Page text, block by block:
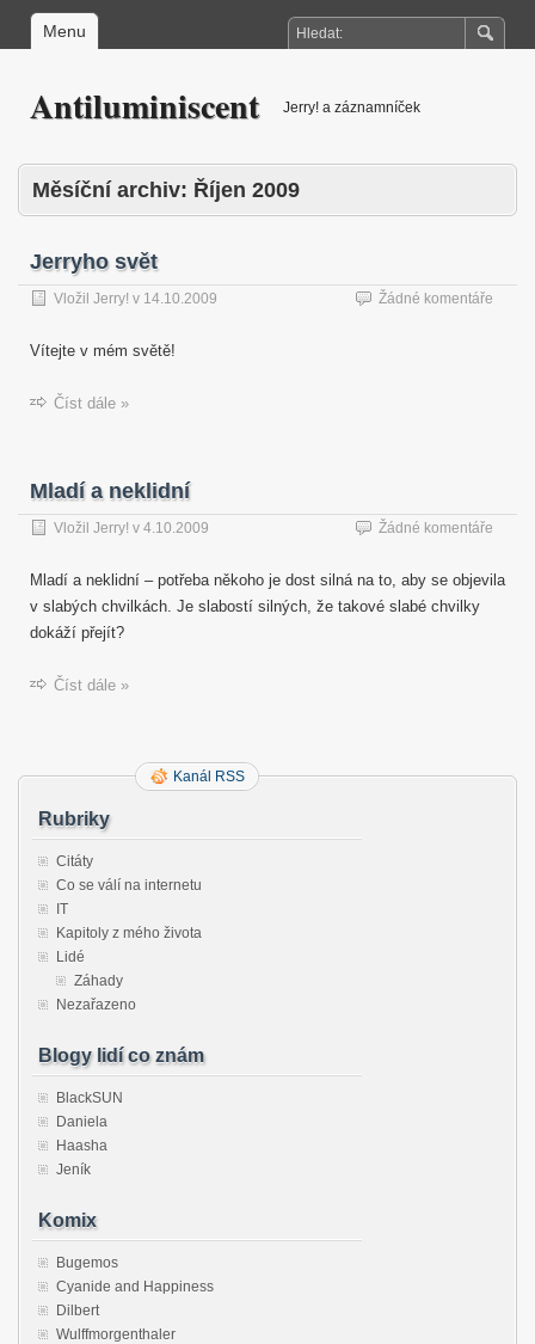
Menu
Antiluminiscent Jerry! a záznamníček
Měsíční archiv: Říjen 2009
Jerryho svět
Vložil Jerry! v 14.10.2009 Žádné komentáře
Vítejte v mém světě!
Číst dále »
Mladí a neklidní
Vložil Jerry! v 4.10.2009 Žádné komentáře
Mladí a neklidní – potřeba někoho je dost silná na to, aby se objevila
v slabých chvilkách. Je slabostí silných, že takové slabé chvilky
dokáží přejít?
Číst dále »
Kanál RSS
Rubriky
Citáty
Co se válí na internetu
IT
Kapitoly z mého života
Lidé
Záhady
Nezařazeno
Blogy lidí co znám
BlackSUN
Daniela
Haasha
Jeník
Komix
Bugemos
Cyanide and Happiness
Dilbert
Wulffmorgenthaler